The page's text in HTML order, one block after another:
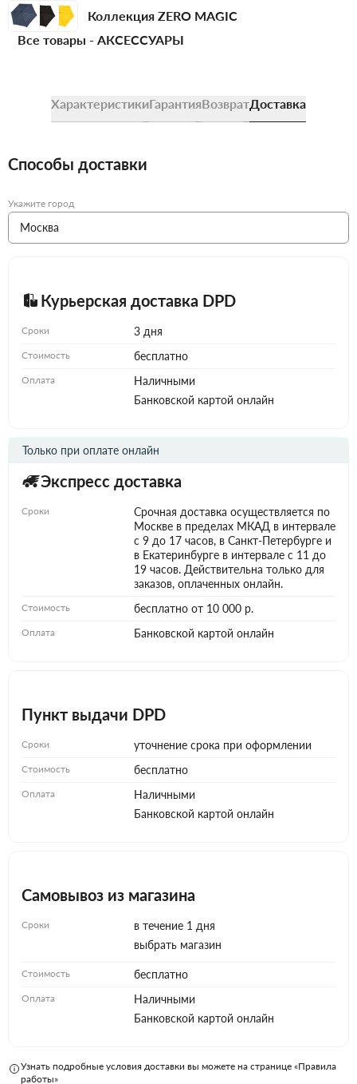
Коллекция ZERO MAGIC
Все товары - АКСЕССУАРЫ
ХарактеристикиГарантияВозвратДоставка
Способы доставки
Укажите город
Курьерская доставка DPD
Сроки 3 дня
Стоимость бесплатно
Оплата
Наличными
Банковской картой онлайн
Экспресс доставка
Только при оплате онлайн
Сроки
Срочная доставка осуществляется по
Москве в пределах МКАД в интервале
с 9 до 17 часов, в Санкт-Петербурге и
в Екатеринбурге в интервале с 11 до
19 часов. Действительна только для
заказов, оплаченных онлайн.
Стоимость бесплатно от 10 000 р.
Оплата Банковской картой онлайн
Пункт выдачи DPD
Сроки уточнение срока при оформлении
Стоимость бесплатно
Оплата
Наличными
Банковской картой онлайн
Самовывоз из магазина
Сроки
в течение 1 дня
выбрать магазин
Стоимость бесплатно
Оплата
Наличными
Банковской картой онлайн
Узнать подробные условия доставки вы можете на странице «Правила
работы»